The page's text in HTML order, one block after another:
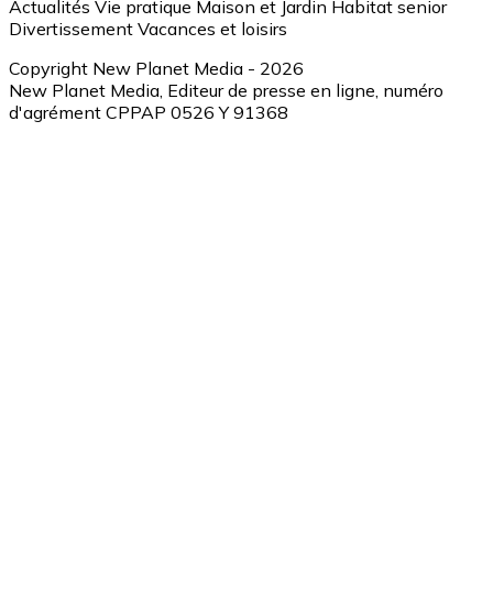
Actualités Vie pratique Maison et Jardin Habitat senior
Divertissement Vacances et loisirs
Copyright New Planet Media - 2026
New Planet Media, Editeur de presse en ligne, numéro
d'agrément CPPAP 0526 Y 91368